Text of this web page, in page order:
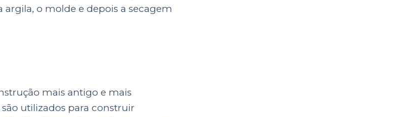
argila, o molde e depois a secagem
mais antigo e mais
utilizados para construir